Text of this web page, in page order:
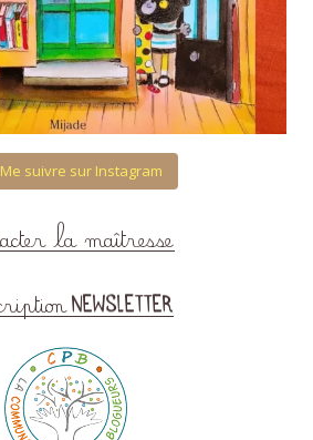
Me suivre sur Instagram